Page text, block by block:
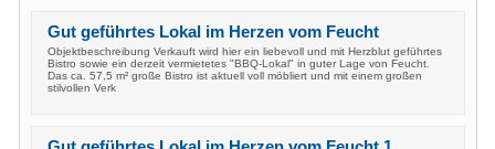
Gut geführtes Lokal im Herzen vom Feucht
Objektbeschreibung Verkauft wird hier ein liebevoll und mit Herzblut geführtes
Bistro sowie ein derzeit vermietetes "BBQ-Lokal" in guter Lage von Feucht.
Das ca. 57,5 m² große Bistro ist aktuell voll möbliert und mit einem großen
stilvollen Verk